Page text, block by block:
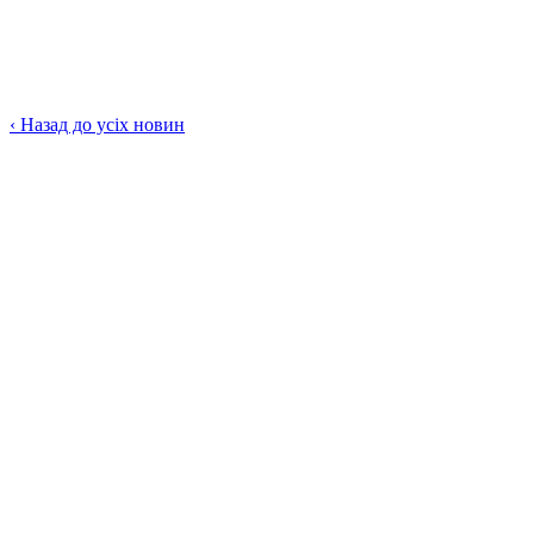
‹ Назад до усіх новин